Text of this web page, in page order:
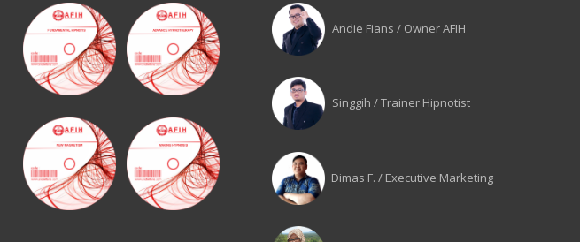
Andie Fians / Owner AFIH
Singgih / Trainer Hipnotist
Dimas F. / Executive Marketing